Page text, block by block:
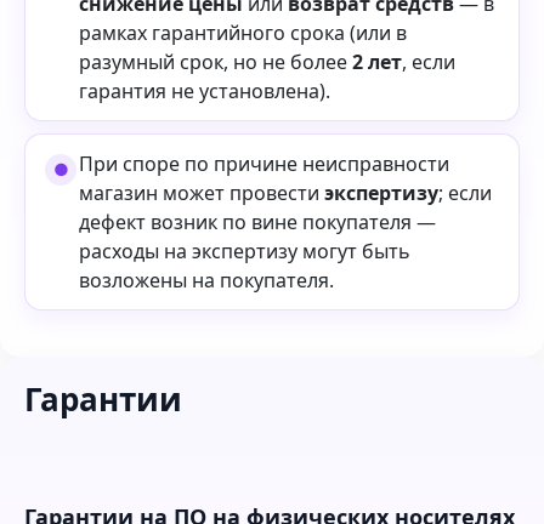
рамках гарантийного срока (или в
разумный срок, но не более2 лет, если
гарантия не установлена).
При споре по причине неисправности
магазин может провести экспертизу; если
дефект возник по вине покупателя —
расходы на экспертизу могут быть
возложены на покупателя.
Гарантии
Гарантии на ПО на физических носителях